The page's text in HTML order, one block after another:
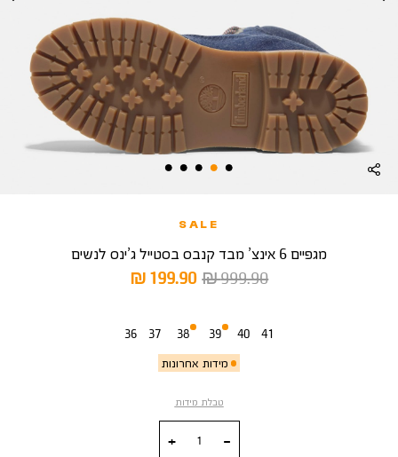
SALE
מגפיים 6 אינצ’ מבד קנבס בסטייל ג’ינס לנשים
מחיר
199.90 ₪
מחיר
999.90 ₪
36 37 38
מידות אחרונות
39 40 41
טבלת מידות